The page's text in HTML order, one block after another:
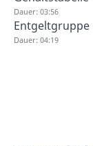
Dauer: 03:56
Entgeltgruppe
Dauer: 04:19